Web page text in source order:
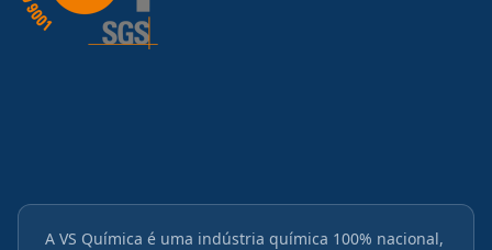
A VS Química é uma indústria química 100% nacional,